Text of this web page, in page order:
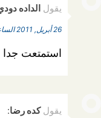
يقول الداده
26 أبريل, 2011 الساعة 11:19 ص
استمتعت جدا
يقول كده رضا: